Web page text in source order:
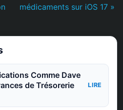
médicaments sur iOS 17 »
Comme Dave
de Trésorerie
LIRE